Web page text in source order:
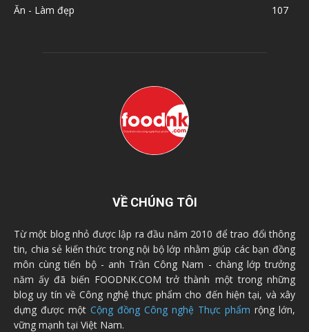
Ăn - Làm đẹp
107
VỀ CHÚNG TÔI
Từ một blog nhỏ được lập ra đầu năm 2010 để trao đổi thông
tin, chia sẻ kiến thức trong nội bộ lớp nhằm giúp các bạn đồng
môn cùng tiến bộ - anh Trần Công Nam - chàng lớp trưởng
năm ấy đã biến FOODNK.COM trở thành một trong những
blog uy tín về Công nghệ thực phẩm cho đến hiện tại, và xây
dựng được một Cộng đồng Công nghệ Thực phẩm rộng lớn,
vững mạnh tại Việt Nam.